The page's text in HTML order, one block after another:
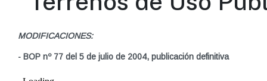
MODIFICACIONES:
- BOP nº 77 del 5 de julio de 2004, publicación definitiva